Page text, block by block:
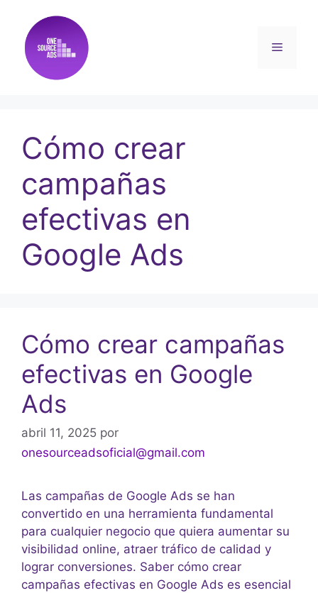
Cómo crear
campañas
efectivas en
Google Ads
Cómo crear campañas
efectivas en Google
Ads
abril 11, 2025 por
onesourceadsoficial@gmail.com
Las campañas de Google Ads se han
convertido en una herramienta fundamental
para cualquier negocio que quiera aumentar su
visibilidad online, atraer tráfico de calidad y
lograr conversiones. Saber cómo crear
campañas efectivas en Google Ads es esencial